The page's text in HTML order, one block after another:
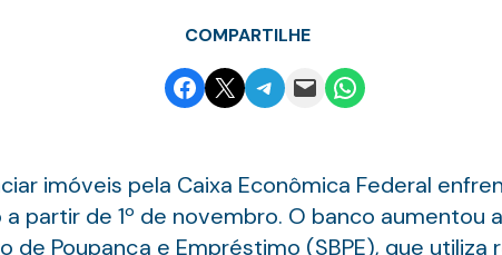
COMPARTILHE
Share on Facebook
Email this PageShare on Telegram
Email this PageShare on WhatsApp
imóveis pela Caixa Econômica Federal
partir de 1º de novembro. O banco aumentou
de Poupança e Empréstimo (SBPE), que